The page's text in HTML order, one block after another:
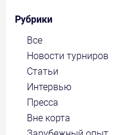
Рубрики
Все
Новости турниров
Статьи
Интервью
Пресса
Вне корта